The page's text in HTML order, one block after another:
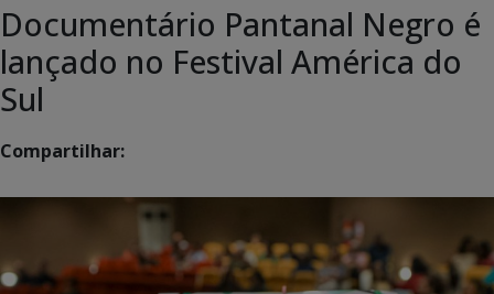
Documentário Pantanal Negro é
lançado no Festival América do
Sul
Compartilhar: